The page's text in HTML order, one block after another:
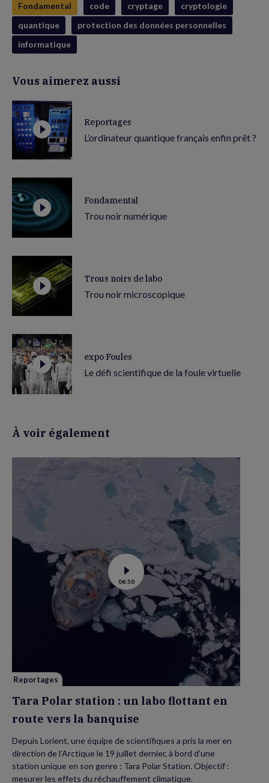
Fondamental code cryptage
cryptologie
quantique
protection des données personnelles
informatique
Vous aimerez aussi
Reportages
L’ordinateur quantique français enfin prêt ?
Fondamental
Trou noir numérique
Trous noirs de labo
Trou noir microscopique
expo Foules
Le défi scientifique de la foule virtuelle
À voir également
Voir
la
vidéo
de
Tara
Polar
station
:
la
06:50
Reportages
Tara Polar station : un labo flottant en
route vers la banquise
Depuis Lorient, une équipe de scientifiques a pris la mer en
direction de l’Arctique le 19 juillet dernier, à bord d’une
station unique en son genre : Tara Polar Station. Objectif :
mesurer les effets du réchauffement climatique.